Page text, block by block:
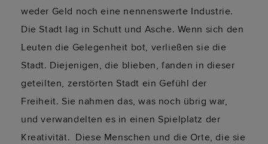
weder Geld noch eine nennenswerte Industrie.
Die Stadt lag in Schutt und Asche. Wenn sich den
Leuten die Gelegenheit bot, verließen sie die
Stadt. Diejenigen, die blieben, fanden in dieser
geteilten, zerstörten Stadt ein Gefühl der
Freiheit. Sie nahmen das, was noch übrig war,
und verwandelten es in einen Spielplatz der
Kreativität. Diese Menschen und die Orte, die sie